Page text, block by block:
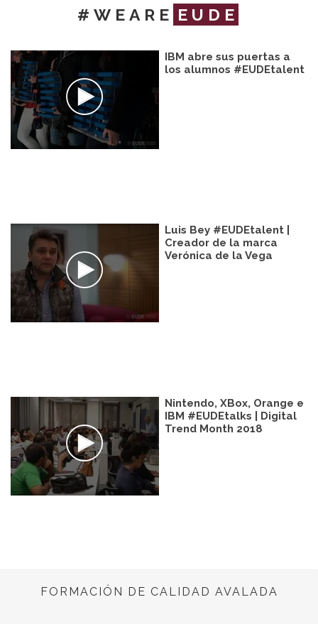
#WEARE EUDE
IBM abre sus puertas a
los alumnos #EUDEtalent
Luis Bey #EUDEtalent |
Creador de la marca
Verónica de la Vega
Nintendo, XBox, Orange e
IBM #EUDEtalks | Digital
Trend Month 2018
FORMACIÓN DE CALIDAD AVALADA